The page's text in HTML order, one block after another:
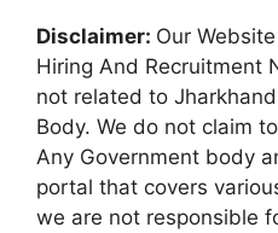
Disclaimer: Our
Hiring And Recruitment
not related to
Body. We do not claim
Any Government body
portal that covers
we are not responsible